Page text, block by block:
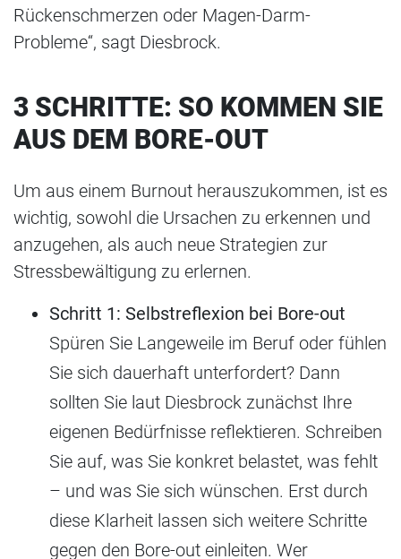
Rückenschmerzen oder Magen-Darm-
Probleme“, sagt Diesbrock.
3 SCHRITTE: SO KOMMEN SIE
AUS DEM BORE-OUT
Um aus einem Burnout herauszukommen, ist es
wichtig, sowohl die Ursachen zu erkennen und
anzugehen, als auch neue Strategien zur
Stressbewältigung zu erlernen.
Schritt 1: Selbstreflexion bei Bore-out
Spüren Sie Langeweile im Beruf oder fühlen
Sie sich dauerhaft unterfordert? Dann
sollten Sie laut Diesbrock zunächst Ihre
eigenen Bedürfnisse reflektieren. Schreiben
Sie auf, was Sie konkret belastet, was fehlt
– und was Sie sich wünschen. Erst durch
diese Klarheit lassen sich weitere Schritte
gegen den Bore-out einleiten. Wer